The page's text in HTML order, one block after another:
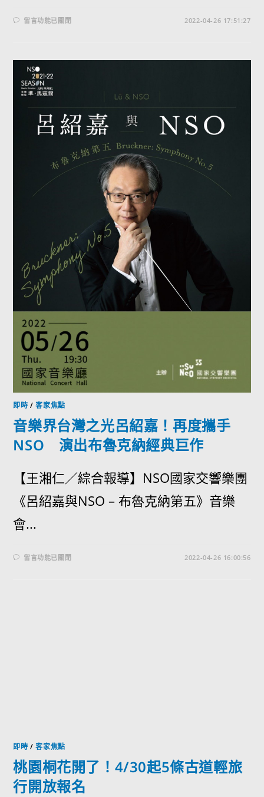
留言功能已關閉 2022-04-26 17:51:27
即時 /客家焦點
音樂界台灣之光呂紹嘉！再度攜手
NSO 演出布魯克納經典巨作
【王湘仁／綜合報導】NSO國家交響樂團
《呂紹嘉與NSO – 布魯克納第五》音樂
會...
留言功能已關閉 2022-04-26 16:00:56
即時 /客家焦點
桃園桐花開了！4/30起5條古道輕旅
行開放報名